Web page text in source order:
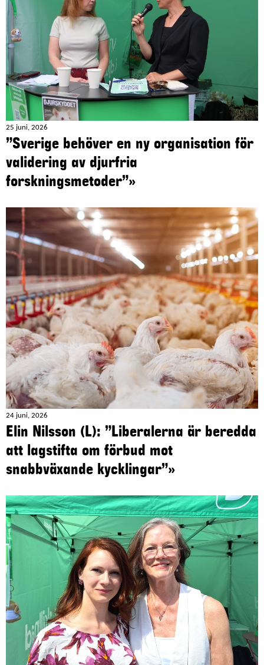
25 juni, 2026
”Sverige behöver en ny organisation för
validering av djurfria
forskningsmetoder”»
24 juni, 2026
Elin Nilsson (L): ”Liberalerna är beredda
att lagstifta om förbud mot
snabbväxande kycklingar”»